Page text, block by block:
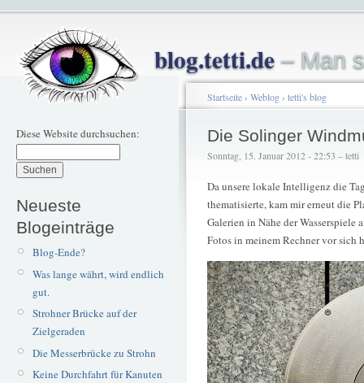
blog.tetti.de– Man
Diese Website durchsuchen:
Neueste
Blogeinträge
Blog-Ende?
Was lange währt, wird endlich
gut.
Strohner Brücke auf der
Zielgeraden
Die Messerbrücke zu Strohn
Keine Durchfahrt für Kanuten
Startseite› Weblog› tetti's blog
Die Solinger
Sonntag, 15. Januar 2012 - 22:53 – tetti
Da unsere lokale Intelligenz die
thematisierte, kam mir erneut die
Galerien in Nähe der
Fotos in meinem Rechner vor sich